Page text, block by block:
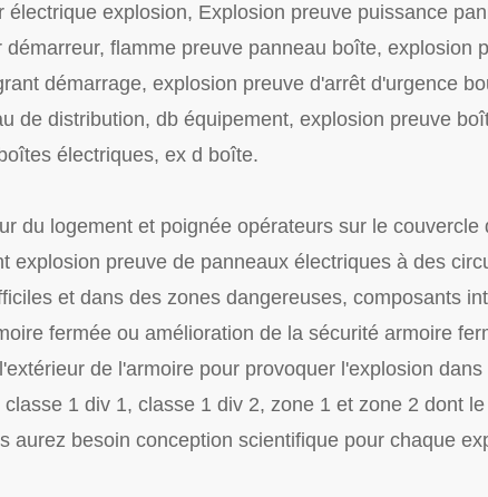
explosion, Explosion preuve puissance
flamme preuve panneau boîte, explosion
démarrage, explosion preuve d'arrêt d'urgence
de distribution, db équipement, explosion preuve
électriques, ex d boîte.
du logement et poignée opérateurs sur le
preuve de panneaux électriques à des
et dans des zones dangereuses, composants
fermée ou amélioration de la sécurité armoire
de l'armoire pour provoquer l'explosion
1 div 1, classe 1 div 2, zone 1 et zone 2 dont
besoin conception scientifique pour chaque